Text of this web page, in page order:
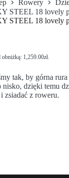
Rowery
STEEL 18 lovely
STEEL 18 lovely
obniżką: 1,259.00zł.
tak, by górna rura
nisko, dzięki temu
zsiadać z roweru.